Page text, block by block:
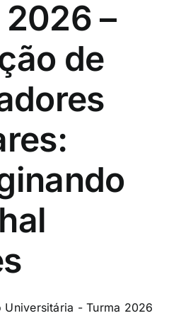
–
de
Universitária - Turma 2026